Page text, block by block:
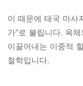
이 때문에 태국 마사
가”로 불립니다. 육
이끌어내는 이중적
철학입니다.